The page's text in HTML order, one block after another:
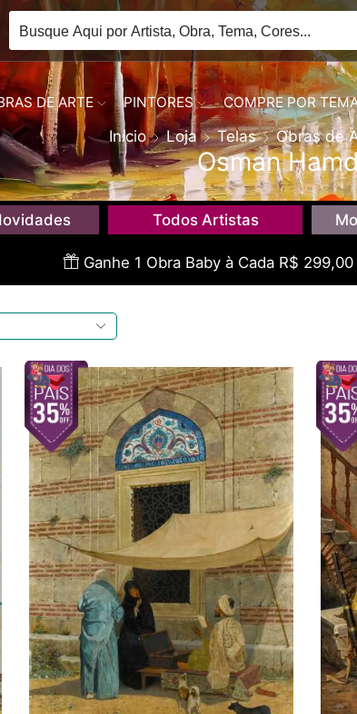
DE ARTE PINTORES COMPRE POR
Início Loja Telas Obras de
Osman
Todos Artistas
Ganhe 1 Obra Baby à Cada R$